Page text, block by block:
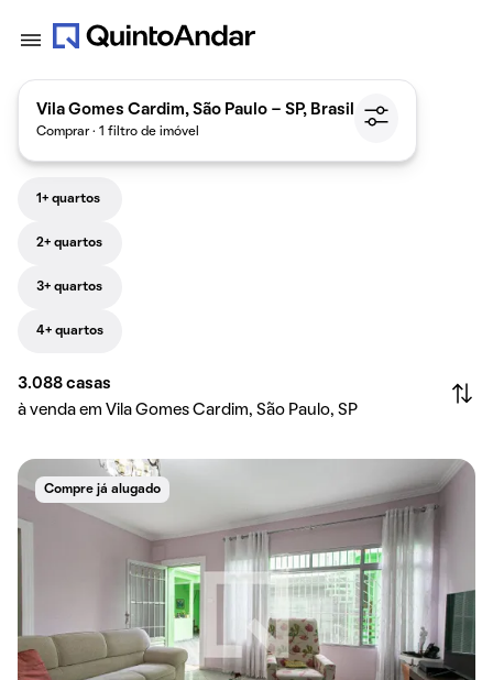
Vila Gomes Cardim, São Paulo - SP, Brasil
Comprar · 1 filtro de imóvel
1+ quartos
2+ quartos
3+ quartos
4+ quartos
3.088 casas
à venda em Vila Gomes Cardim, São Paulo, SP
Compre já alugado